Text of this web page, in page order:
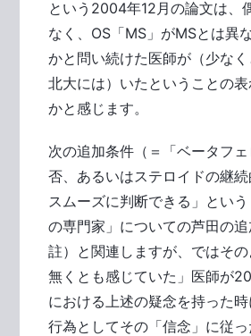
という2004年12月の論文は、
なく、OS「MS」がMSとは異
かと問い続けた医師が（少な
北大には）いたということの
かと感じます。
次の追加条件（＝「ベータフ
否、あるいはステロイドの継
スムーズに判断できる」とい
の専門家」についての芦田の
註）と関連しますが、ではそ
無くとも感じていた」医師が
における上述の疑念を持った
行為としてその「信念」に従